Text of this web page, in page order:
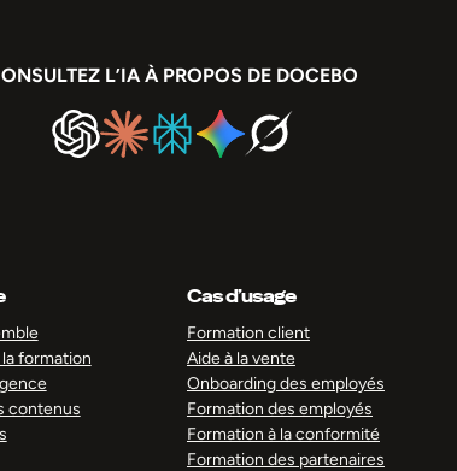
L’IA À PROPOS DE DOCEBO
formation
contenus
Cas d’usage
Formation client
Aide à la vente
Onboarding des employés
Formation des employés
Formation à la conformité
Formation des partenaires